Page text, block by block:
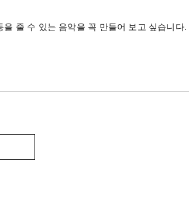
줄 수 있는 음악을 꼭 만들어 보고 싶습니다.